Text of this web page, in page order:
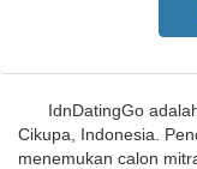
IdnDatingGo
Cikupa, Indonesia.
menemukan calon